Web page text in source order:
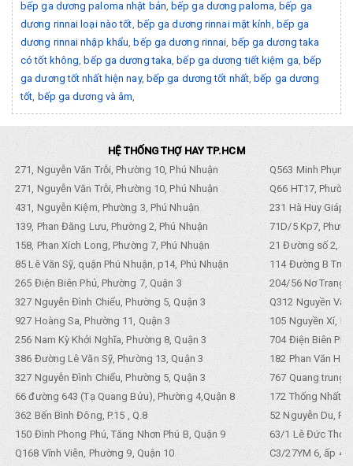
bếp ga dương paloma nhật bản bếp ga dương paloma bếp ga
dương rinnai loại nào tốt bếp ga dương rinnai mặt kính
bếp ga
dương rinnai nhập khẩu bếp ga dương rinnai bếp ga dương taka
có tốt không bếp ga dương taka bếp ga dương tiết kiệm ga bếp
ga dương tốt nhất hiện nay, bếp ga dương tốt nhất, bếp ga dương
tốt bếp ga dương và âm
HỆ THỐNG THỢ HAY TP.HCM
271, Nguyễn Văn Trỗi, Phường 10, Phú Nhuận
Q563 Minh
271, Nguyễn Văn Trỗi, Phường 10, Phú Nhuận
Q66 HT17,
431, Nguyễn Kiệm, Phường 3, Phú Nhuận
231 Hà Huy Giáp,
139, Phan Đăng Lưu, Phường 2, Phú Nhuận
71D/5 Kp7,
158, Phan Xích Long, Phường 7, Phú Nhuận
21 Đường số 2,
85 Lê Văn Sỹ, quận Phú Nhuận, p14, Phú Nhuận
114 Đường B
265 Điện Biên Phủ, Phường 7, Quận 3
204/56 Nơ Trang
327 Nguyễn Đình Chiểu, Phường 5, Quận 3
Q312 Nguyền
927 Hoàng Sa, Phường 11, Quận 3
105 Nguyền Xí,
256 Nam Kỳ Khởi Nghĩa, Phường 8, Quận 3
704 Điện Biên
386 Đường Lê Văn Sỹ, Phường 13, Quận 3
182 Phan Văn
327 Nguyễn Đình Chiểu, Phường 5, Quận 3
767 Quang trung,
66 đường 643 (Tạ Quang Bửu), Phường 4,Quận 8
172 Thống Nhất.
362 Bến Bình Đông, P.15 , Q.8
52 Nguyễn Du,
150 Đình Phong Phú, Tăng Nhơn Phú B, Quận 9
63/1 Lê Đức Thọ,
Q168 Vĩnh Viễn, Phường 9, Quận 10
C3/27YM 6, ấp 4,